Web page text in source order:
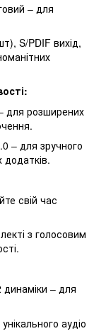
– для
S/PDIF вихід,
для розширених
– для зручного
свій час
з голосовим
– для
аудіо